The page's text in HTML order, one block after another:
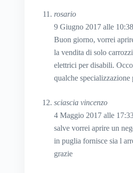
rosario
9 Giugno 2017 alle 10:38
Buon giorno, vorrei
la vendita di solo
elettrici per disabili.
qualche specializzazione
sciascia vincenzo
4 Maggio 2017 alle
salve vorrei aprire un
in puglia fornisce sia l
grazie